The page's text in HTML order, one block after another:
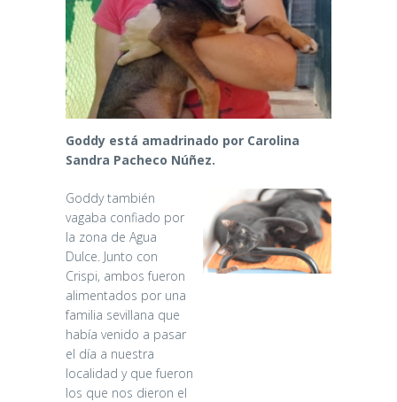
Goddy está amadrinado por Carolina
Sandra Pacheco Núñez.
Goddy también
vagaba confiado por
la zona de Agua
Dulce. Junto con
Crispi, ambos fueron
alimentados por una
familia sevillana que
había venido a pasar
el día a nuestra
localidad y que fueron
los que nos dieron el